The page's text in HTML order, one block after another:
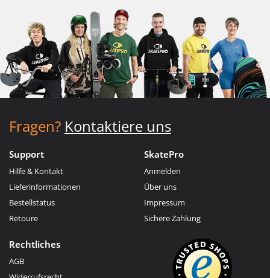
Fragen? Kontaktiere uns
Support
Hilfe & Kontakt
Lieferinformationen
Bestellstatus
Retoure
SkatePro
Anmelden
Über uns
Impressum
Sichere Zahlung
Rechtliches
AGB